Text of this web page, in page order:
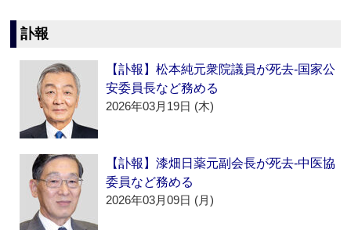
訃報
【訃報】松本純元衆院議員が死去‐国家公
安委員長など務める
2026年03月19日 (木)
【訃報】漆畑日薬元副会長が死去‐中医協
委員など務める
2026年03月09日 (月)